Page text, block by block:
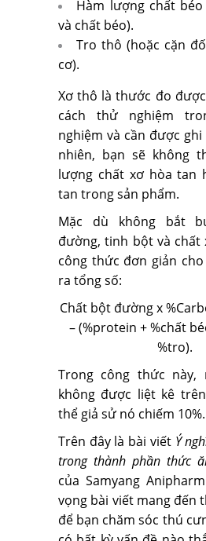
Hàm lượng chất
và chất béo).
Tro thô (hoặc cặn
cơ).
Xơ thô là thước đo
cách thử nghiệm
nghiệm và cần được
nhiên, bạn sẽ không
lượng chất xơ hòa tan
tan trong sản phẩm.
Mặc dù không bắt
đường, tinh bột và
công thức đơn giản
ra tổng số:
Chất bột đường x
– (%protein + %chất
%tro).
Trong công thức này,
không được liệt kê
thể giả sử nó chiếm 10%.
Trên đây là bài viết Ý
trong thành phần thức
của Samyang
vọng bài viết mang đến
để bạn chăm sóc thú